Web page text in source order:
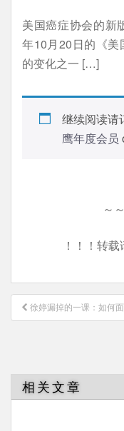
美国癌症协会的新
年10月20日的《美
的变化之一 […]
继续阅读请
鹰年度会员
～
！！！转
文
章
徐婷漏掉的一课：如何
相关文章